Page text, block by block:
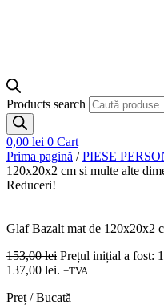
Products search
0,00 lei 0 Cart
Prima pagină /PIESE
120x20x2 cm si multe alte
Reduceri!
Glaf Bazalt mat de 120x20x2
153,00lei Prețul inițial a fost:
137,00 lei. +TVA
Preț / Bucată